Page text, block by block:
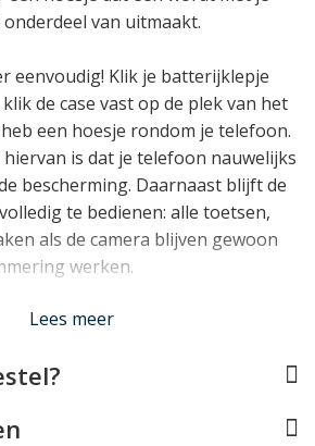
van uitmaakt.
eenvoudig! Klik je batterijklepje
de case vast op de plek van het
een hoesje rondom je telefoon.
is dat je telefoon nauwelijks
bescherming. Daarnaast blijft de
te bedienen: alle toetsen,
als de camera blijven gewoon
werken.
Lees minder
Lees meer